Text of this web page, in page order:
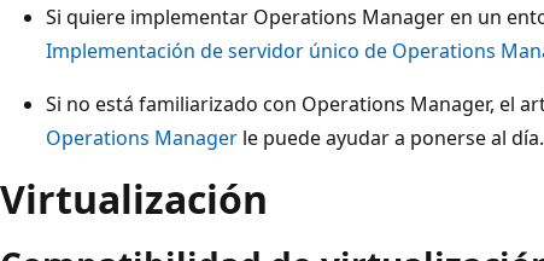
Si quiere implementar Operations Manager en un
Implementación de servidor único de Operations
Si no está familiarizado con Operations Manager, el
Operations Manager le puede ayudar a ponerse al día.
Virtualización